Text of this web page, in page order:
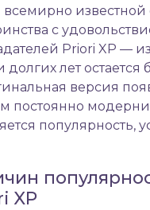
всемирно
с
Priori XP —
лет остается
версия
постоянно
популярность,
XP